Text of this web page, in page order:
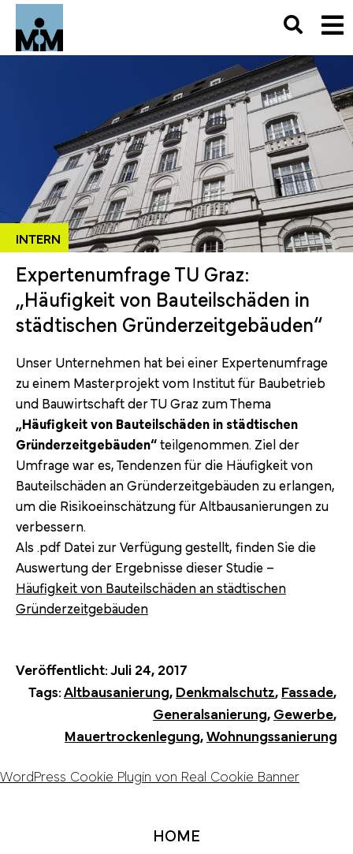
INTERN
Expertenumfrage TU Graz:
„Häufigkeit von Bauteilschäden in
städtischen Gründerzeitgebäuden“
Unser Unternehmen hat bei einer Expertenumfrage
zu einem Masterprojekt vom Institut für Baubetrieb
und Bauwirtschaft der TU Graz zum Thema
„Häufigkeit von Bauteilschäden in städtischen
Gründerzeitgebäuden“teilgenommen. Ziel der
Umfrage war es, Tendenzen für die Häufigkeit von
Bauteilschäden an Gründerzeitgebäuden zu erlangen,
um die Risikoeinschätzung für Altbausanierungen zu
verbessern.
Als .pdf Datei zur Verfügung gestellt, finden Sie die
Auswertung der Ergebnisse dieser Studie –
Häufigkeit von Bauteilschäden an städtischen
Gründerzeitgebäuden
Veröffentlicht:Juli 24, 2017
Tags:Altbausanierung,Denkmalschutz,Fassade,
Generalsanierung,Gewerbe,
Mauertrockenlegung,Wohnungssanierung
WordPress Cookie Plugin von Real Cookie Banner
HOME